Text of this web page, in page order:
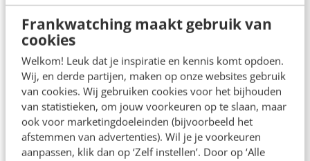
Frankwatching maakt gebruik van
cookies
Welkom! Leuk dat je inspiratie en kennis komt opdoen.
Wij, en derde partijen, maken op onze websites gebruik
van cookies. Wij gebruiken cookies voor het bijhouden
van statistieken, om jouw voorkeuren op te slaan, maar
ook voor marketingdoeleinden (bijvoorbeeld het
afstemmen van advertenties). Wil je je voorkeuren
aanpassen, klik dan op ‘Zelf instellen’. Door op ‘Alle
verschil met andere platformen is dat Wechat
gebruikers ook binnen de app laat afrekenen
door middel van de WeChat Wallet. Daarnaast
wordt WeChat gebruikt om offline sales te
stimuleren, bijvoorbeeld door het pushen van
kortingsbonnen en het geven van rewards bij
een aankoop.